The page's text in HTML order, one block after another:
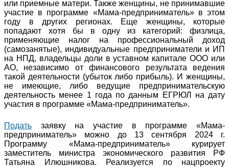
или приемные матери. Также женщины, не принимавшие
участие в программе «Мама-предприниматель» в этом
году в других регионах. Еще женщины, которые
попадают хотя бы в одну из категорий: физлица,
применяющие налог на профессиональный доход
(самозанятые), индивидуальные предприниматели и ИП
на НПД, владельцы доли в уставном капитале ООО или
АО, независимо от финансового результата ведения
такой деятельности (убыток либо прибыль). И женщины,
не имеющие, либо ведущие предпринимательскую
деятельность менее 1 года по данным ЕГРЮЛ на дату
участия в программе «Мама-предприниматель».
Подать заявку на участие в программе «Мама-
предприниматель» можно до 13 сентября 2024 г.
Программу «Мама-предприниматель» курирует
заместитель министра экономического развития РФ
Татьяна Илюшникова. Реализуется по нацпроекту